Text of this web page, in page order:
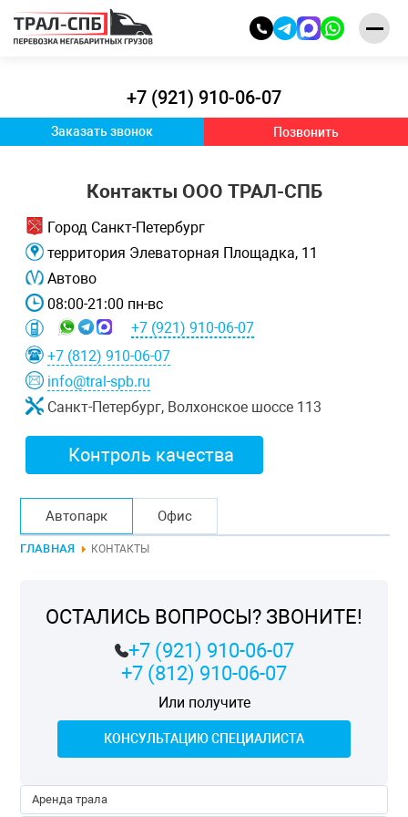
+7 (921) 910-06-07
Заказать звонок Позвонить
Контакты ООО ТРАЛ-СПБ
Город Санкт-Петербург
территория Элеваторная Площадка, 11
Автово
08:00-21:00 пн-вс
+7 (921) 910-06-07
+7 (812) 910-06-07
info@tral-spb.ru
Санкт-Петербург, Волхонское шоссе 113
Контроль качества
Автопарк Офис
ГЛАВНАЯ КОНТАКТЫ
ОСТАЛИСЬ ВОПРОСЫ? ЗВОНИТЕ!
+7 (921) 910-06-07
+7 (812) 910-06-07
Или получите
КОНСУЛЬТАЦИЮ СПЕЦИАЛИСТА
Аренда трала